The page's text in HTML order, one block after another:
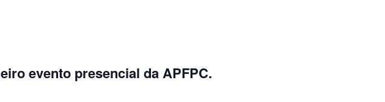
evento presencial da APFPC.